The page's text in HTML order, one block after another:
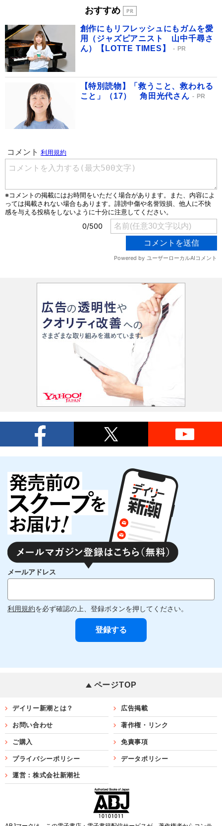
おすすめ
創作にもリフレッシュにもガムを愛
用（ジャズピアニスト 山中千尋さ
ん）【LOTTE TIMES】
PR
【特別読物】「救うこと、救われる
こと」（17） 角田光代さん
PR
メールアドレス
利用規約を必ず確認の上、登録ボタンを押してください。
ページTOP
デイリー新潮とは？ 広告掲載
お問い合わせ 著作権・リンク
ご購入 免責事項
プライバシーポリシー データポリシー
運営：株式会社新潮社